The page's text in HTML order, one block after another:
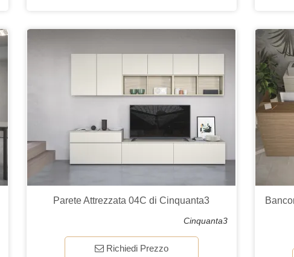
Parete Attrezzata 04C di Cinquanta3
Cinquanta3
Richiedi Prezzo